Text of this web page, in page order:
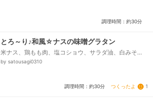
調理時間：約30分
とろ～り♪和風☆ナスの味噌グラタン
米ナス、鶏もも肉、塩コショウ、サラダ油、白みそ
（西京味噌）、砂糖、だし汁、牛乳、とろけるチー
by satousagi0310
調理時間：約30分 つくったよ 1